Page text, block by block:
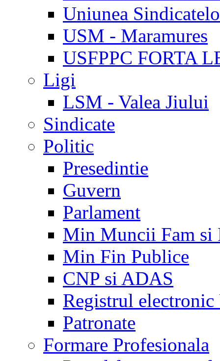
Uniunea
USM - Maramures
USFPPC FORTA
Ligi
LSM - Valea Jiului
Sindicate
Politic
Presedintie
Guvern
Parlament
Min Muncii Fam si
Min Fin Publice
CNP si ADAS
Registrul electronic
Patronate
Formare Profesionala